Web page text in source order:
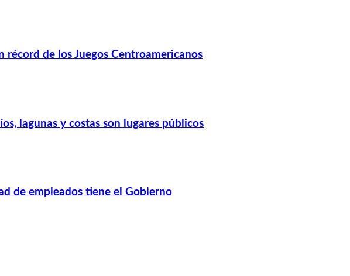
de los Juegos Centroamericanos
lagunas y costas son lugares públicos
de empleados tiene el Gobierno